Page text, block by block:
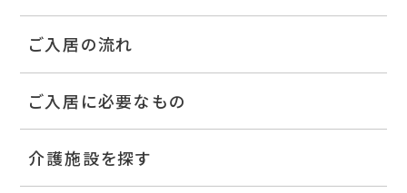
ご入居の流れ
ご入居に必要なもの
介護施設を探す